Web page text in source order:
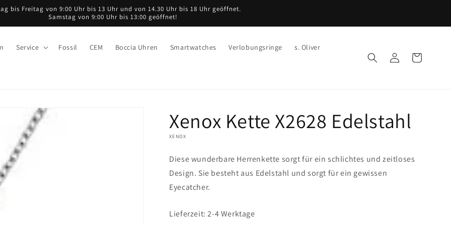
bis Freitag von 9:00 Uhr bis 13 Uhr und von 14.30 Uhr bis 18 Uhr geöffnet.
Samstag von 9:00 Uhr bis 13:00 geöffnet!
Service Fossil CEM Boccia Uhren Smartwatches Verlobungsringe s. Oliver
EinloggenWarenkorb
Xenox Kette X2628 Edelstahl
XENOX
Diese wunderbare Herrenkette sorgt für ein schlichtes und zeitloses
Design. Sie besteht aus Edelstahl und sorgt für ein gewissen
Eyecatcher.
Lieferzeit: 2-4 Werktage